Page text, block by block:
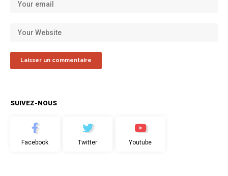
SUIVEZ-NOUS
Facebook Twitter Youtube